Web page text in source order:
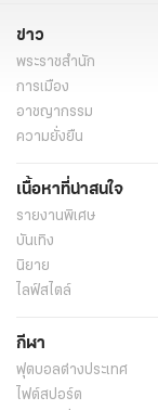
ข่าว
พระราชสำนัก
การเมือง
อาชญากรรม
ความยั่งยืน
เนื้อหาที่น่าสนใจ
รายงานพิเศษ
บันเทิง
นิยาย
ไลฟ์สไตล์
กีฬา
ฟุตบอลต่่างประเทศ
ไฟต์สปอร์ต